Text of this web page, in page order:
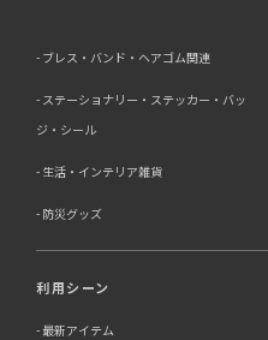
ブレス・バンド・ヘアゴム関連
ステーショナリー・ステッカー・バッ
ジ・シール
生活・インテリア雑貨
防災グッズ
利用シーン
最新アイテム